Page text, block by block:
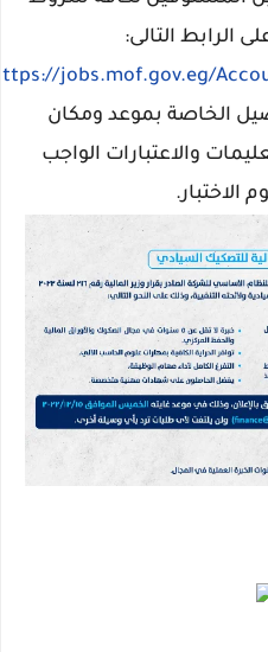
الرابط التالى:
jobs.mof.gov.eg/
الخاصة بموعد ومكان
والاعتبارات الواجب
الاختبار.